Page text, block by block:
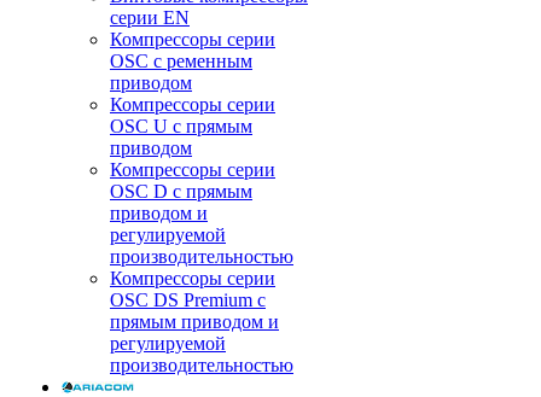
серии EN
Компрессоры серии
OSC с ременным
приводом
Компрессоры серии
OSC U с прямым
приводом
Компрессоры серии
OSC D с прямым
приводом и
регулируемой
производительностью
Компрессоры серии
OSC DS Premium с
прямым приводом и
регулируемой
производительностью